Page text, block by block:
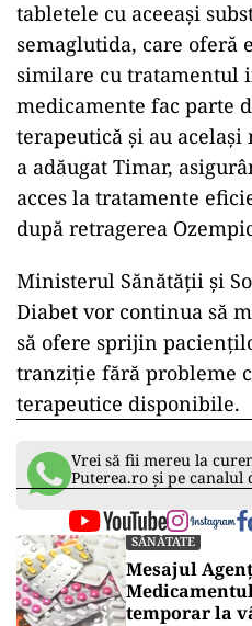
tabletele cu aceeași
semaglutida, care oferă
similare cu tratamentul
medicamente fac parte
terapeutică și au același
a adăugat Timar,
acces la tratamente
după retragerea
Ministerul Sănătății și
Diabet vor continua să
să ofere sprijin
tranziție fără probleme
terapeutice disponibile.
Vrei să fii mereu la
Puterea.ro și pe canalul
SĂNĂTATE
Mesajul
temporar la